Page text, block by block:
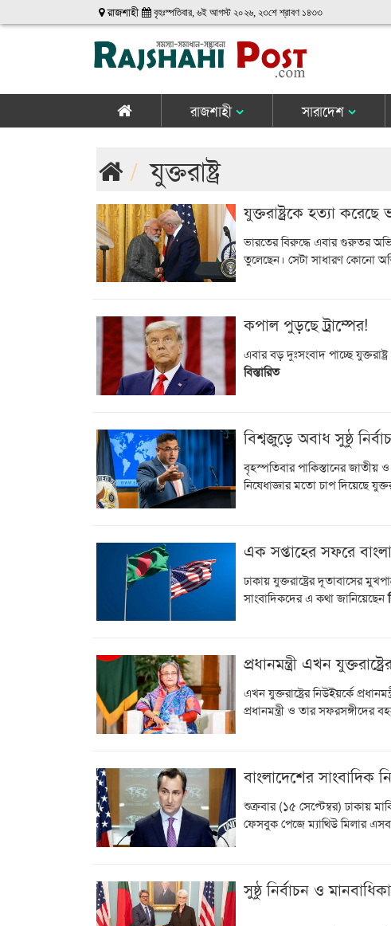
রাজশাহী বৃহঃস্পতিবার, ৬ই আগস্ট ২০২৬, ২৩শে শ্রাবণ ১৪৩৩
রাজশাহী সারাদেশ
যুক্তরাষ্ট্র
যুক্তরাষ্ট্রকে হত্যা করেছে
ভারতের বিরুদ্ধে এবার গুরুতর
তুলেছেন। সেটা সাধারণ কোনো
কপাল পুড়ছে ট্রাম্পের!
এবার বড় দুঃসংবাদ পাচ্ছে
বিস্তারিত
বিশ্বজুড়ে অবাধ সুষ্ঠু
বৃহস্পতিবার পাকিস্তানের জাতীয়
নিষেধাজ্ঞার মতো চাপ দিয়েছে
এক সপ্তাহের সফরে
ঢাকায় যুক্তরাষ্ট্রের দূতাবাসের
সাংবাদিকদের এ কথা জানিয়েছেন
প্রধানমন্ত্রী এখন
এখন যুক্তরাষ্ট্রের নিউইয়র্কে
প্রধানমন্ত্রী ও তার সফরসঙ্গীদের
বাংলাদেশের সাংবাদিক
শুক্রবার (১৫ সেপ্টেম্বর) ঢাকায়
ফেসবুক পেজে ম্যাথিউ মিলার
সুষ্ঠু নির্বাচন ও